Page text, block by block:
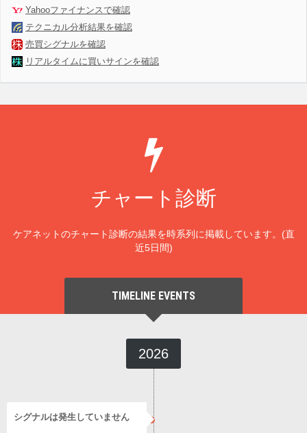
Yahooファイナンスで確認
テクニカル分析結果を確認
売買シグナルを確認
リアルタイムに買いサインを確認
チャート診断
ケアネットのチャート診断の結果を時系列に掲載しています。(直
近5日間)
TIMELINE EVENTS
2026
シグナルは発生していません